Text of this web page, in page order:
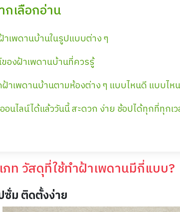
กเลือกอ่าน
เพดานบ้านในรูปแบบต่าง ๆ
องฝ้าเพดานบ้านที่ควรรู้
ฝ้าเพดานบ้านตามห้องต่าง ๆ แบบไหนดี แบบไห
อนไลน์ได้แล้ววันนี้ สะดวก ง่าย ช้อปได้ทุกที่ทุกเว
ภท วัสดุที่ใช้ทำฝ้าเพดานมีกี่แบบ?
ม ติดตั้งง่าย